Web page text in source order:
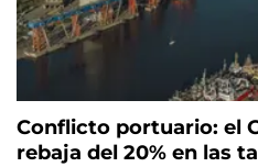
Conflicto portuario: el
rebaja del 20% en las